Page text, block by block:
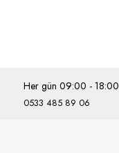
Her gün 09:00 - 18:00
0533 485 89 06